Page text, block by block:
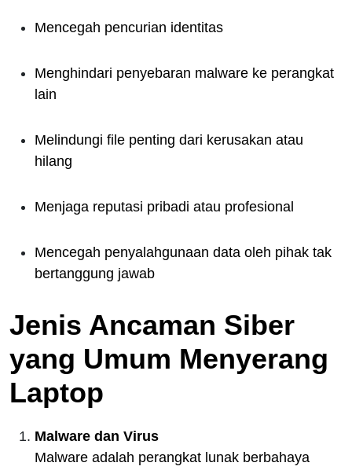
Mencegah pencurian identitas
Menghindari penyebaran malware ke perangkat
lain
Melindungi file penting dari kerusakan atau
hilang
Menjaga reputasi pribadi atau profesional
Mencegah penyalahgunaan data oleh pihak tak
bertanggung jawab
Jenis Ancaman Siber
yang Umum Menyerang
Laptop
Malware dan Virus
Malware adalah perangkat lunak berbahaya